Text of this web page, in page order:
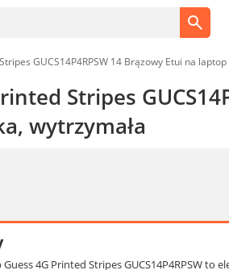
GUCS14P4RPSW 14 Brązowy Etui na laptop
Stripes
wytrzymała
4G Printed Stripes GUCS14P4RPSW